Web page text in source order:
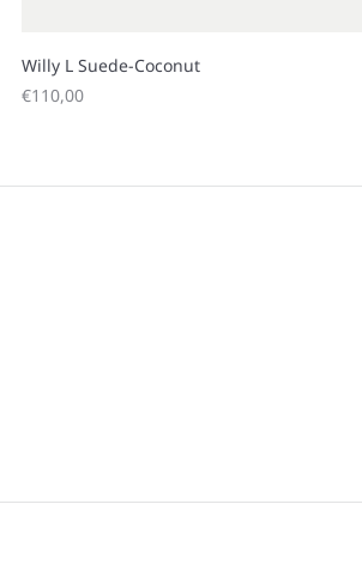
Willy L Suede-Coconut
Angebot
€110,00